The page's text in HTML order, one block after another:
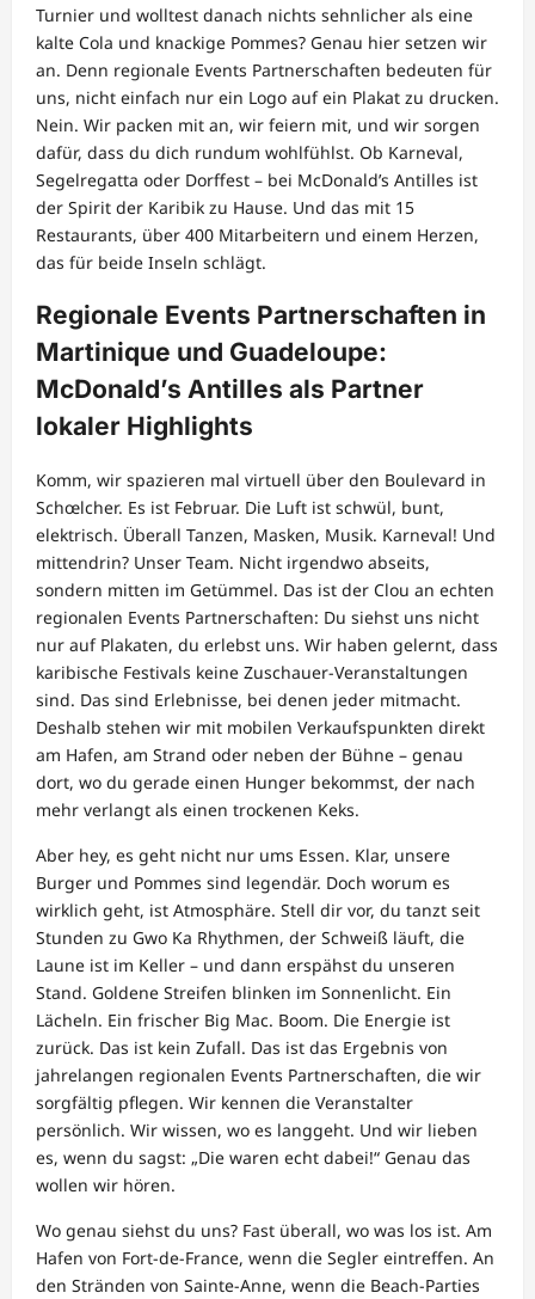
Turnier und wolltest danach nichts sehnlicher als eine
kalte Cola und knackige Pommes? Genau hier setzen wir
an. Denn regionale Events Partnerschaften bedeuten für
uns, nicht einfach nur ein Logo auf ein Plakat zu drucken.
Nein. Wir packen mit an, wir feiern mit, und wir sorgen
dafür, dass du dich rundum wohlfühlst. Ob Karneval,
Segelregatta oder Dorffest – bei McDonald’s Antilles ist
der Spirit der Karibik zu Hause. Und das mit 15
Restaurants, über 400 Mitarbeitern und einem Herzen,
das für beide Inseln schlägt.
Regionale Events Partnerschaften in
Martinique und Guadeloupe:
McDonald’s Antilles als Partner
lokaler Highlights
Komm, wir spazieren mal virtuell über den Boulevard in
Schœlcher. Es ist Februar. Die Luft ist schwül, bunt,
elektrisch. Überall Tanzen, Masken, Musik. Karneval! Und
mittendrin? Unser Team. Nicht irgendwo abseits,
sondern mitten im Getümmel. Das ist der Clou an echten
regionalen Events Partnerschaften: Du siehst uns nicht
nur auf Plakaten, du erlebst uns. Wir haben gelernt, dass
karibische Festivals keine Zuschauer-Veranstaltungen
sind. Das sind Erlebnisse, bei denen jeder mitmacht.
Deshalb stehen wir mit mobilen Verkaufspunkten direkt
am Hafen, am Strand oder neben der Bühne – genau
dort, wo du gerade einen Hunger bekommst, der nach
mehr verlangt als einen trockenen Keks.
Aber hey, es geht nicht nur ums Essen. Klar, unsere
Burger und Pommes sind legendär. Doch worum es
wirklich geht, ist Atmosphäre. Stell dir vor, du tanzt seit
Stunden zu Gwo Ka Rhythmen, der Schweiß läuft, die
Laune ist im Keller – und dann erspähst du unseren
Stand. Goldene Streifen blinken im Sonnenlicht. Ein
Lächeln. Ein frischer Big Mac. Boom. Die Energie ist
zurück. Das ist kein Zufall. Das ist das Ergebnis von
jahrelangen regionalen Events Partnerschaften, die wir
sorgfältig pflegen. Wir kennen die Veranstalter
persönlich. Wir wissen, wo es langgeht. Und wir lieben
es, wenn du sagst: „Die waren echt dabei!“ Genau das
wollen wir hören.
Wo genau siehst du uns? Fast überall, wo was los ist. Am
Hafen von Fort-de-France, wenn die Segler eintreffen. An
den Stränden von Sainte-Anne, wenn die Beach-Parties